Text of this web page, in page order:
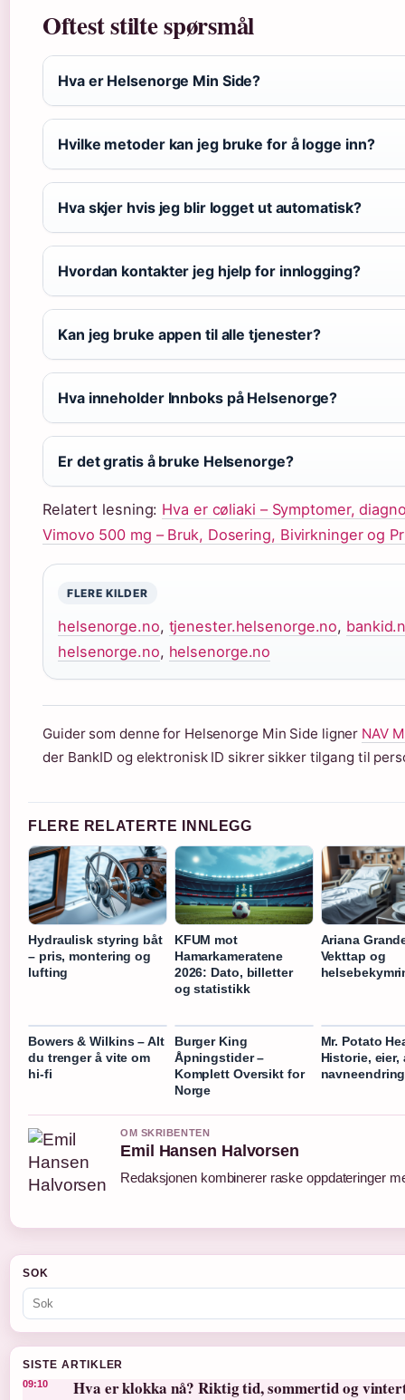
Oftest stilte spørsmål
Hva er Helsenorge Min Side?
Hvilke metoder kan jeg bruke for å logge inn?
Hva skjer hvis jeg blir logget ut automatisk?
Hvordan kontakter jeg hjelp for innlogging?
Kan jeg bruke appen til alle tjenester?
Hva inneholder Innboks på Helsenorge?
Er det gratis å bruke Helsenorge?
Relatert lesning: Hva er cøliaki – Symptomer,
Vimovo 500 mg – Bruk, Dosering, Bivirkninger og
FLERE KILDER
helsenorge.no, tjenester.helsenorge.no,
helsenorge.no, helsenorge.no
Guider som denne for Helsenorge Min Side ligner NAV
der BankID og elektronisk ID sikrer sikker tilgang til
FLERE RELATERTE INNLEGG
Hydraulisk styring båt
– pris, montering og
lufting
KFUM mot
Hamarkameratene
2026: Dato, billetter
og statistikk
Ariana
Vekttap og
Bowers & Wilkins – Alt
du trenger å vite om
hi-fi
Burger King
Åpningstider –
Komplett Oversikt for
Norge
Mr. Potato
Historie, eier,
navneendring
OM SKRIBENTEN
Emil Hansen Halvorsen
Redaksjonen kombinerer raske oppdateringer
SOK
SISTE ARTIKLER
09:10 Hva er klokka nå? Riktig tid, sommertid og